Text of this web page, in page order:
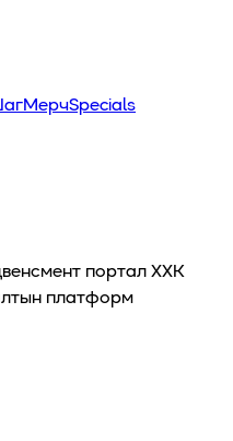
МерчSpecials
портал ХХК
платформ